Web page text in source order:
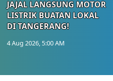
JAJAL LANGSUNG MOTOR
LISTRIK BUATAN LOKAL
DI TANGERANG!
4 Aug 2026, 5:00 AM